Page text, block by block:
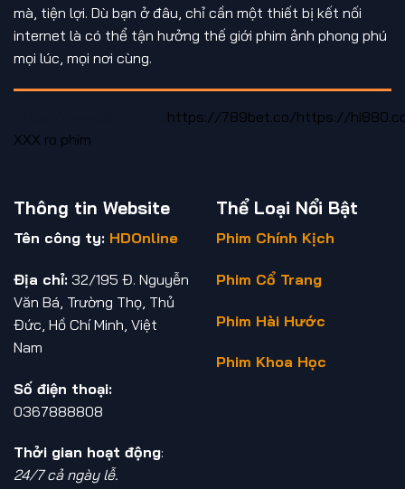
mà, tiện lợi. Dù bạn ở đâu, chỉ cần một thiết bị kết nối
internet là có thể tận hưởng thế giới phim ảnh phong phú
mọi lúc, mọi nơi cùng.
https://789bet.co/https://
XXX ro phim
Thông tin Website
Tên công ty: HDOnline
Địa chỉ: 32/195 Đ. Nguyễn
Văn Bá, Trường Thọ, Thủ
Đức, Hồ Chí Minh, Việt
Nam
Số điện thoại:
0367888808
Thởi gian hoạt động:
24/7 cả ngày lễ.
Thể Loại Nổi Bật
Phim Chính Kịch
Phim Cổ Trang
Phim Hài Hước
Phim Khoa Học